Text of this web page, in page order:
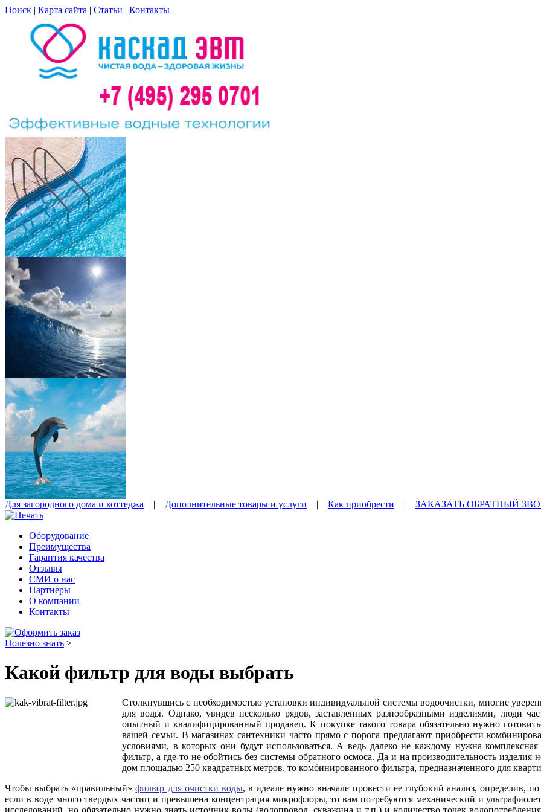
Поиск | Карта сайта | Статьи | Контакты
Для загородного дома и коттеджа | Дополнительные товары и услуги | Как приобрести | ЗАКАЗАТЬ ОБРАТНЫЙ
Оборудование
Преимущества
Гарантия качества
Отзывы
СМИ о нас
Партнеры
О компании
Контакты
Полезно знать >
Какой фильтр для воды выбрать
Столкнувшись с необходимостью установки индивидуальной системы водоочистки, многие
для воды. Однако, увидев несколько рядов, заставленных разнообразными изделиями, люди
опытный и квалифицированный продавец. К покупке такого товара обязательно нужно
вашей семьи. В магазинах сантехники часто прямо с порога предлагают приобрести
условиями, в которых они будут использоваться. А ведь далеко не каждому нужна
фильтр, а где-то не обойтись без системы обратного осмоса. Да и на производительность
дом площадью 250 квадратных метров, то комбинированного фильтра, предназначенного для
Чтобы выбрать «правильный»фильтр для очистки воды, в идеале нужно вначале провести ее глубокий анализ,
если в воде много твердых частиц и превышена концентрация микрофлоры, то вам потребуются механический и
исследований, но обязательно нужно знать источник воды (водопровод, скважина и т.п.) и количество точек